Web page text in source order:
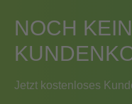
NOCH KEIN
Jetzt kostenloses